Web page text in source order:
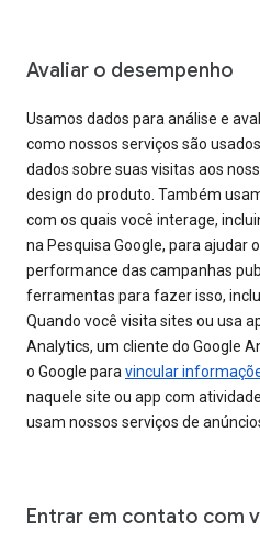
Avaliar o desempenho
Usamos dados para análise e
como nossos serviços são
dados sobre suas visitas aos
design do produto. Também
com os quais você interage,
na Pesquisa Google, para ajudar
performance das campanhas
ferramentas para fazer isso,
Quando você visita sites ou usa
Analytics, um cliente do Google
o Google para vincular
naquele site ou app com
usam nossos serviços de
Entrar em contato com